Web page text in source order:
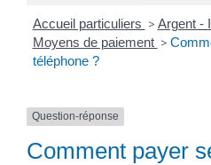
Accueil particuliers > Argent -
Moyens de paiement >
téléphone ?
Question-réponse
Comment payer